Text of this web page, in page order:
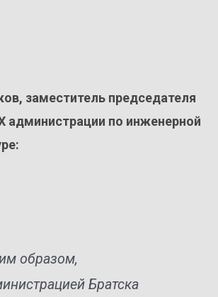
заместитель председателя
администрации по инженерной
образом,
Братска